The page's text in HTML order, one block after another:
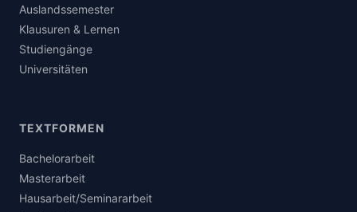
Auslandssemester
Klausuren & Lernen
Studiengänge
Universitäten
TEXTFORMEN
Bachelorarbeit
Masterarbeit
Hausarbeit/Seminararbeit